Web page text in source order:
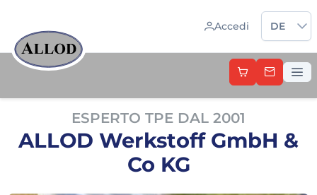
Accedi
Sprache
DE
ESPERTO TPE DAL 2001
ALLOD Werkstoff GmbH &
Co KG